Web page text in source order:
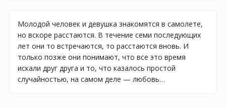
Молодой человек и девушка знакомятся в самолете,
но вскоре расстаются. В течение семи последующих
лет они то встречаются, то расстаются вновь. И
только позже они понимают, что все это время
искали друг друга и то, что казалось простой
случайностью, на самом деле — любовь…